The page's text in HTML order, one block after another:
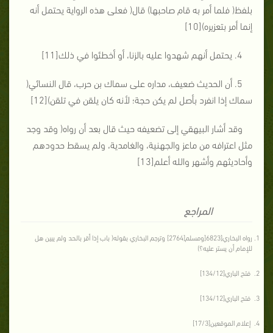
بلفظ( فلما أمر به قام صاحبها) قال( فعلى هذه الرواية يحتمل أنه
إنما أمر بتعزيره)[10]
4. يحتمل أنهم شهدوا عليه بالزنا، أو أخطئوا في ذلك[11]
5. أن الحديث ضعيف، مداره على سماك بن حرب، قال النسائي(
سماك إذا انفرد بأصل لم يكن حجة؛ لأنه كان يلقن في تلقن)[12]
وقد أشار البيهقي إلى تضعيفه حيث قال بعد أن رواه( وقد وجد
مثل اعترافه من ماعز والجهنية، والغامدية، ولم يسقط حدودهم
وأحاديثهم وأشهر والله أعلم[13]
المراجع
رواه البخاري[6823[ومسلم[2764] وترجم البخاري بقوله( باب إذا أقر بالحد ولم يبين هل
للإمام أن يستر عليه؟)
فتح الباري[134/12]
فتح الباري[134/12]
إعلام الموقعين[17/3]